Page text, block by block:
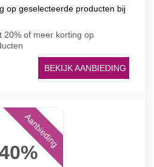
op geselecteerde producten bij
20% of meer korting op
BEKIJK AANBIEDING
Aanbieding